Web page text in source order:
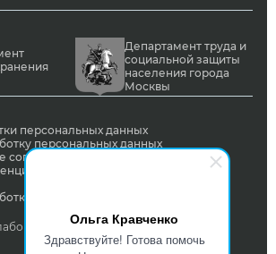
Ольга Кравченко
Здравствуйте! Готова помочь
Департамент труда и
социальной защиты
населения города
Москвы
персональных данных
персональных данных
соглашение
ПД с помощью сервиса Яндекс